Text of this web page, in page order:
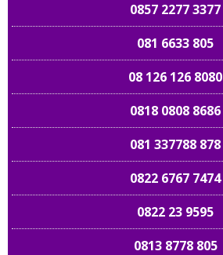
0857 2277 3377
081 6633 805
08 126 126 8080
0818 0808 8686
081 337788 878
0822 6767 7474
0822 23 9595
0813 8778 805